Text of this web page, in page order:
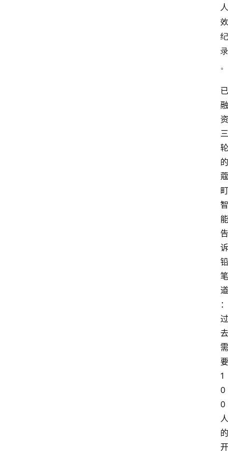
人
效
纪
录
。
已
融
资
三
轮
的
蔻
町
智
能
告
诉
铅
笔
道
：
过
去
需
要
1
0
0
人
的
开